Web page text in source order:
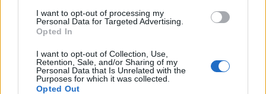
I want to opt-out of processing my
Personal Data for Targeted Advertising.
Opted In
I want to opt-out of Collection, Use,
Retention, Sale, and/or Sharing of my
Personal Data that Is Unrelated with the
Purposes for which it was collected.
Opted Out
Incendi, a San Pasquale arriva il Campo Base:
l’inaugurazione
Andrea Mura conquista Palau: grande
partecipazione per il suo racconto